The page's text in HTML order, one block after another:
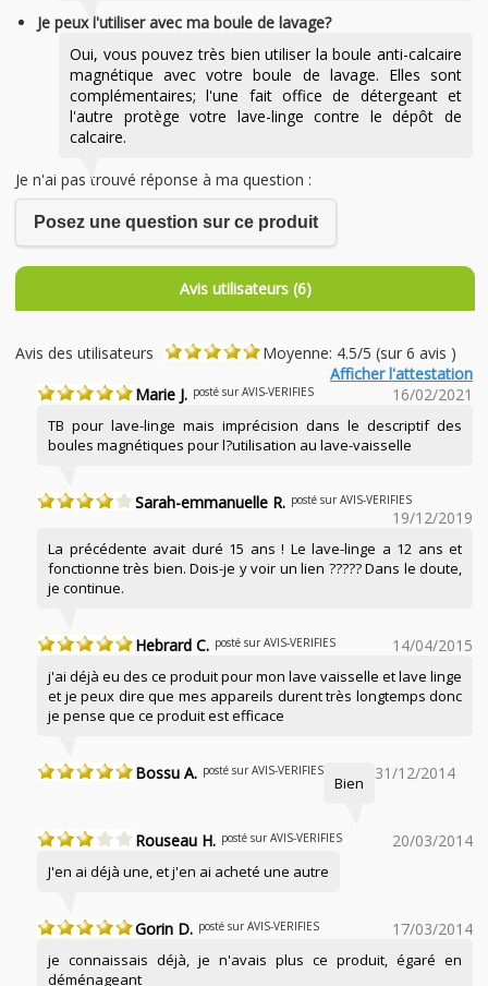
Je peux l'utiliser avec ma boule de lavage?
Oui, vous pouvez très bien utiliser la boule anti-calcaire
magnétique avec votre boule de lavage. Elles sont
complémentaires; l'une fait office de détergeant et
l'autre protège votre lave-linge contre le dépôt de
calcaire.
Je n'ai pas trouvé réponse à ma question :
Posez une question sur ce produit
Avis utilisateurs (6)
Avis des utilisateurs
Moyenne: 4.5/5 (sur 6 avis )
Afficher l'attestation
Marie J. posté sur AVIS-VERIFIES 16/02/2021
TB pour lave-linge mais imprécision dans le descriptif des
boules magnétiques pour l?utilisation au lave-vaisselle
Sarah-emmanuelle R. posté sur AVIS-VERIFIES
19/12/2019
La précédente avait duré 15 ans ! Le lave-linge a 12 ans et
fonctionne très bien. Dois-je y voir un lien ????? Dans le doute,
je continue.
Hebrard C. posté sur AVIS-VERIFIES 14/04/2015
j'ai déjà eu des ce produit pour mon lave vaisselle et lave linge
et je peux dire que mes appareils durent très longtemps donc
je pense que ce produit est efficace
Bossu A. posté sur AVIS-VERIFIES 31/12/2014
Bien
Rouseau H. posté sur AVIS-VERIFIES 20/03/2014
J'en ai déjà une, et j'en ai acheté une autre
Gorin D. posté sur AVIS-VERIFIES 17/03/2014
je connaissais déjà, je n'avais plus ce produit, égaré en
déménageant